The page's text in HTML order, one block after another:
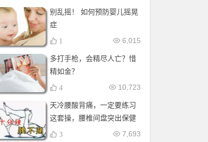
别乱摇！ 如何预防婴儿摇晃
症
6,015
1
多打手枪，会精尽人亡？惜
精如金？
10,723
4
天冷腰酸背痛，一定要练习
这套操，腰椎间盘突出保健
操，全套收好！每天十分钟
7,693
3